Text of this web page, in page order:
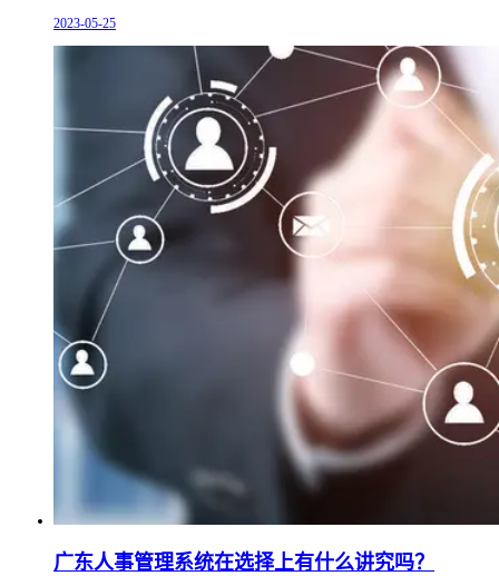
2023-05-25
广东人事管理系统在选择上有什么讲究吗？